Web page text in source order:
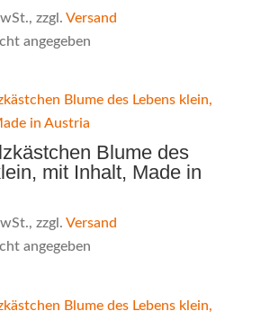
zzgl. Versand
angegeben
Blume des
mit Inhalt, Made in
zzgl. Versand
angegeben